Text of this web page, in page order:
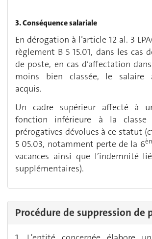
3. Conséquence salariale
En dérogation à l’article 12 al. 3
règlement B 5 15.01, dans les cas
de poste, en cas d’affectation
moins bien classée, le salaire
acquis.
Un cadre supérieur affecté à
fonction inférieure à la
prérogatives dévolues à ce statut
5 05.03, notamment perte de la 6
vacances ainsi que l’indemnité
supplémentaires).
Procédure de suppression de